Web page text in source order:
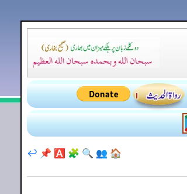
🏠
👥
🔍
🧩
🅰️
📌
↩️